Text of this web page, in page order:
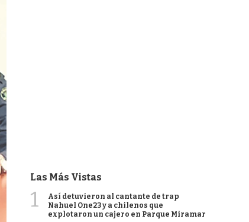
Las Más Vistas
1
Así detuvieron al cantante de trap
Nahuel One23 y a chilenos que
explotaron un cajero en Parque Miramar